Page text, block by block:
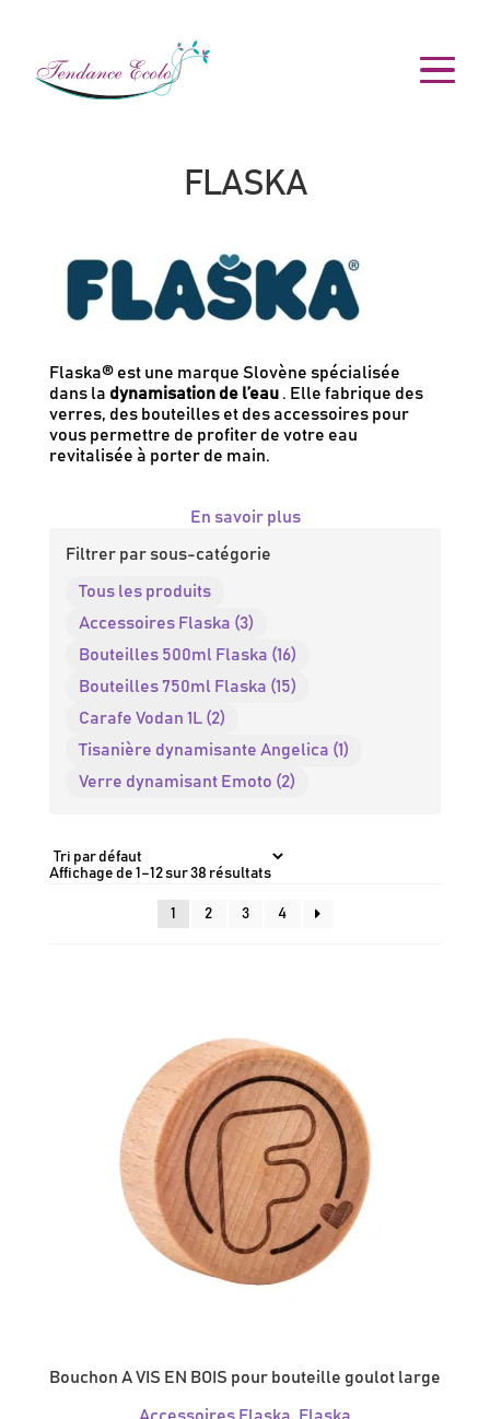
FLASKA
Flaska® est une marque Slovène spécialisée
dans la dynamisation de l’eau. Elle fabrique des
verres, des bouteilles et des accessoires pour
vous permettre de profiter de votre eau
revitalisée à porter de main.
En savoir plus
Filtrer par sous-catégorie
Tous les produits
Accessoires Flaska (3)
Bouteilles 500ml Flaska (16)
Bouteilles 750ml Flaska (15)
Carafe Vodan 1L (2)
Tisanière dynamisante Angelica (1)
Verre dynamisant Emoto (2)
Affichage de 1–12 sur 38 résultats
1 2 3 4
Bouchon A VIS EN BOIS pour bouteille goulot large